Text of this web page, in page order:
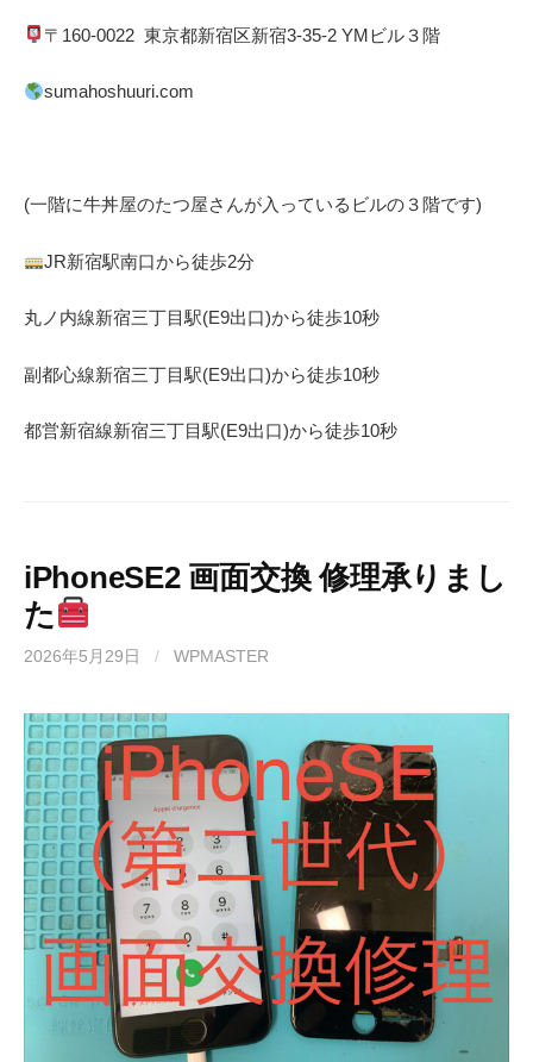
〒 160-0022 東京都新宿区新宿3-35-2 YMビル３階
sumahoshuuri.com
(一階に牛丼屋のたつ屋さんが入っているビルの３階です)
JR新宿駅南口から徒歩2分
丸ノ内線新宿三丁目駅(E9出口)から徒歩10秒
副都心線新宿三丁目駅(E9出口)から徒歩10秒
都営新宿線新宿三丁目駅(E9出口)から徒歩10秒
iPhoneSE2 画面交換 修理承りまし
た
2026年5月29日 / WPMASTER